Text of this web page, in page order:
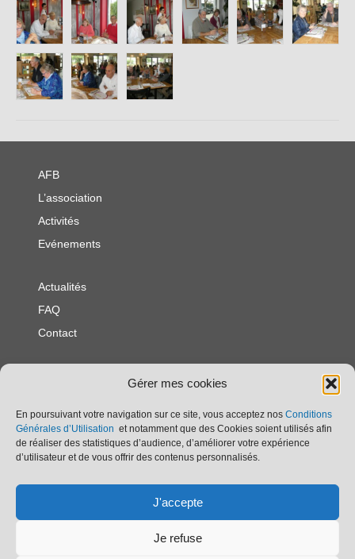
Gérer mes cookies
En poursuivant votre navigation sur ce site, vous acceptez nos Conditions
Générales d’Utilisation et notamment que des Cookies soient utilisés afin
de réaliser des statistiques d’audience, d’améliorer votre expérience
d’utilisateur et de vous offrir des contenus personnalisés.
J'accepte
Je refuse
AFB
L’association
Activités
Evénements
Actualités
FAQ
Contact
Politique en matière de
cookies
Mentions légales
25 rue Georges Clemenceau
85540 Moutiers les Mauxfaits